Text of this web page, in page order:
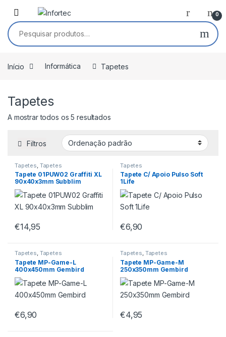
Saltar para navegação
Pular para o conteúdo
0
Pesquisar por:
Início Informática Tapetes
Tapetes
A mostrar todos os 5 resultados
Filtros
Tapetes Tapetes
Tapete 01PUW02 Graffiti XL
90x40x3mm Subblim
€14,95
Tapetes
Tapete C/ Apoio Pulso Soft
1Life
€6,90
Tapetes, Tapetes
Tapete MP-Game-L
400x450mm Gembird
€6,90
Tapetes, Tapetes
Tapete MP-Game-M
250x350mm Gembird
€4,95